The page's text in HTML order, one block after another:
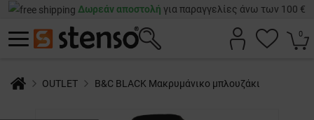
Δωρεάν αποστολή για παραγγελίες άνω των 100 €
0
OUTLET B&C BLACK Μακρυμάνικο μπλουζάκι